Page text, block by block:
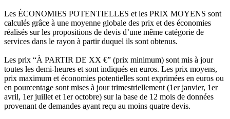
Les ÉCONOMIES POTENTIELLES et les PRIX MOYENS sont
calculés grâce à une moyenne globale des prix et des économies
réalisés sur les propositions de devis d’une même catégorie de
services dans le rayon à partir duquel ils sont obtenus.
Les prix “À PARTIR DE XX €” (prix minimum) sont mis à jour
toutes les demi-heures et sont indiqués en euros. Les prix moyens,
prix maximum et économies potentielles sont exprimées en euros ou
en pourcentage sont mises à jour trimestriellement (1er janvier, 1er
avril, 1er juillet et 1er octobre) sur la base de 12 mois de données
provenant de demandes ayant reçu au moins quatre devis.